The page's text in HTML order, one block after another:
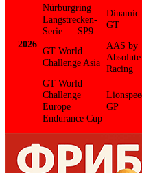
2026
Nürburgring
Langstrecken-
Serie — SP9
Dinamic
GT
GT World
Challenge Asia
AAS by
Absolute
Racing
GT World
Challenge
Europe
Endurance Cup
GP